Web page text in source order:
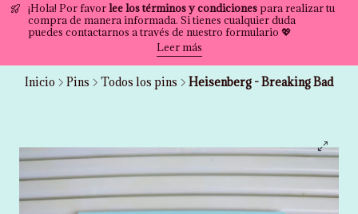
¡Hola! Por favorlee los términos y condicionespara realizar tu
compra de manera informada. Si tienes cualquier duda
puedes contactarnos a través de nuestro formulario 💖
Leer más
Inicio Pins Todos los pins Heisenberg - Breaking Bad